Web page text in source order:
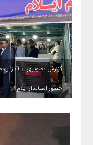
گزارش تصویری / آغاز
حضور استاندار ایلام